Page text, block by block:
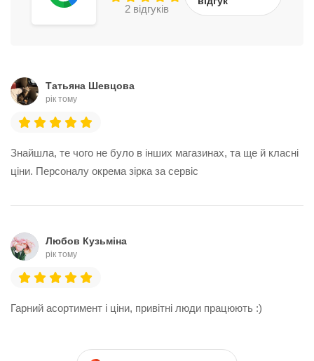
2 відгуків
Татьяна Шевцова
рік тому
Знайшла, те чого не було в інших магазинах, та ще й класні
ціни. Персоналу окрема зірка за сервіс
Любов Кузьміна
рік тому
Гарний асортимент і ціни, привітні люди працюють :)